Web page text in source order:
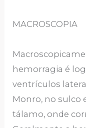
MACROSCOPIA
hemorragia é
ventrículos
Monro, no sulco
tálamo, onde